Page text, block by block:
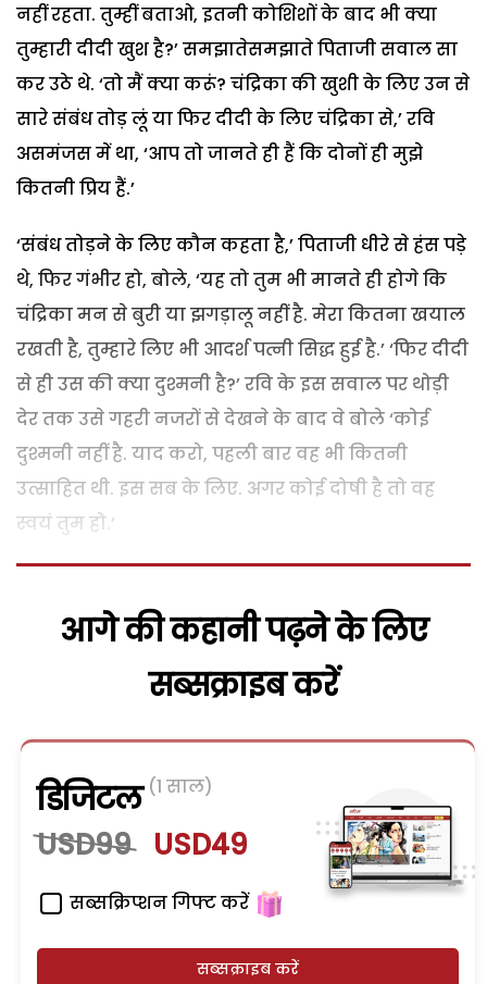
नहीं रहता. तुम्हीं बताओ, इतनी कोशिशों के बाद भी क्या
तुम्हारी दीदी खुश है?’ समझातेसमझाते पिताजी सवाल सा
कर उठे थे. ‘तो मैं क्या करूं? चंद्रिका की खुशी के लिए उन से
सारे संबंध तोड़ लूं या फिर दीदी के लिए चंद्रिका से,’ रवि
असमंजस में था, ‘आप तो जानते ही हैं कि दोनों ही मुझे
कितनी प्रिय हैं.’
‘संबंध तोड़ने के लिए कौन कहता है,’ पिताजी धीरे से हंस पड़े
थे, फिर गंभीर हो, बोले, ‘यह तो तुम भी मानते ही होगे कि
चंद्रिका मन से बुरी या झगड़ालू नहीं है. मेरा कितना खयाल
रखती है, तुम्हारे लिए भी आदर्श पत्नी सिद्ध हुई है.’ ‘फिर दीदी
से ही उस की क्या दुश्मनी है?’ रवि के इस सवाल पर थोड़ी
देर तक उसे गहरी नजरों से देखने के बाद वे बोले ‘कोई
दुश्मनी नहीं है. याद करो, पहली बार वह भी कितनी
उत्साहित थी. इस सब के लिए. अगर कोई दोषी है तो वह
स्वयं तुम हो.’
आगे की कहानी पढ़ने के लिए
सब्सक्राइब करें
डिजिटल (1 साल)
USD99 USD49
सब्सक्रिप्शन गिफ्ट करें
सब्सक्राइब करें